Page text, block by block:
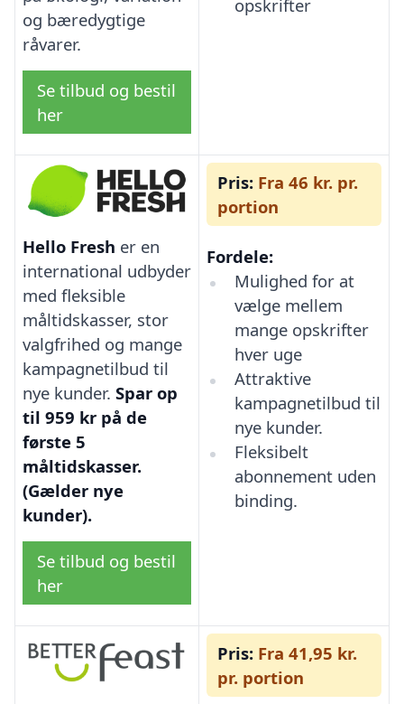
og bæredygtige
råvarer.
Se tilbud og bestil
her
opskrifter
Hello Fresh er en
international udbyder
med fleksible
måltidskasser, stor
valgfrihed og mange
kampagnetilbud til
nye kunder. Spar op
til 959 kr på de
første 5
måltidskasser.
(Gælder nye
kunder).
Se tilbud og bestil
her
Pris: Fra 46 kr. pr.
portion
Fordele:
Mulighed for at
vælge mellem
mange opskrifter
hver uge
Attraktive
kampagnetilbud til
nye kunder.
Fleksibelt
abonnement uden
binding.
Pris: Fra 41,95 kr.
pr. portion